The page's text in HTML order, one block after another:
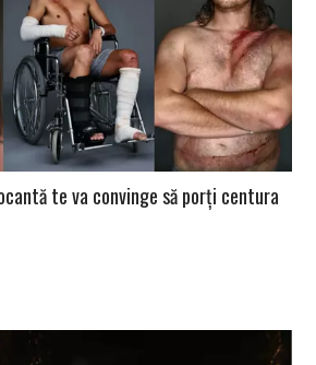
te va convinge să porți centura